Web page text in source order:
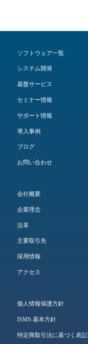
ソフトウェア一覧
システム開発
基盤サービス
セミナー情報
サポート情報
導入事例
ブログ
お問い合わせ
会社概要
企業理念
沿革
主要取引先
採用情報
アクセス
個人情報保護方針
ISMS 基本方針
特定商取引法に基づく表記